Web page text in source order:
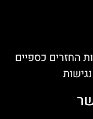
החזרים כספיים